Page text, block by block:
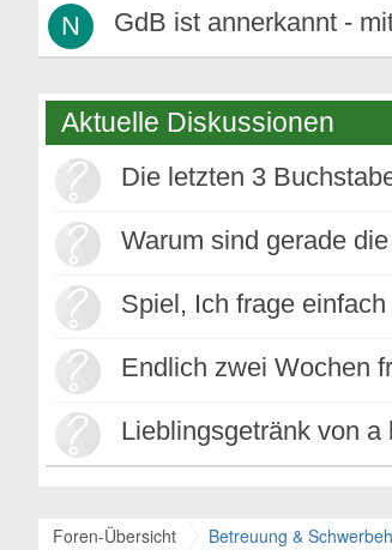
N GdB ist annerkannt -
Aktuelle Diskussionen
Die letzten 3
Warum sind gerade
Spiel, Ich frage einfach
Endlich zwei Wochen
Lieblingsgetränk von a
Foren-Übersicht Betreuung &